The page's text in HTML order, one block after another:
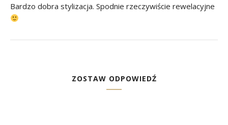
Bardzo dobra stylizacja. Spodnie rzeczywiście rewelacyjne
ZOSTAW ODPOWIEDŹ